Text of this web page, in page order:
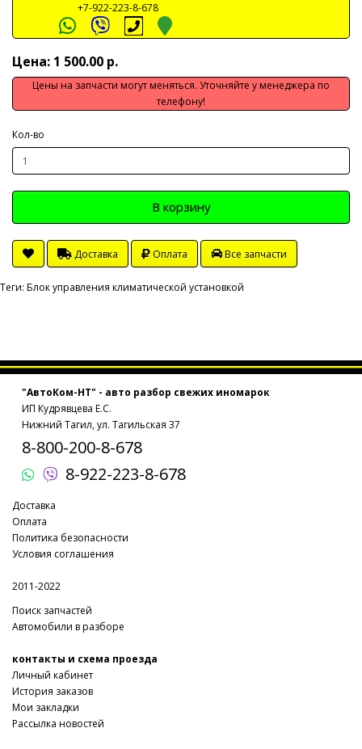
+7-922-223-8-678
Цена: 1 500.00 р.
Цены на запчасти могут меняться. Уточняйте у менеджера по
телефону!
Кол-во
В корзину
Доставка Оплата Все запчасти
Теги: Блок управления климатической установкой
"АвтоКом-НТ" - авто разбор свежих иномарок
ИП Кудрявцева Е.С.
Нижний Тагил, ул. Тагильская 37
8-800-200-8-678
8-922-223-8-678
Доставка
Оплата
Политика безопасности
Условия соглашения
2011-2022
Поиск запчастей
Автомобили в разборе
контакты и схема проезда
Личный кабинет
История заказов
Мои закладки
Рассылка новостей